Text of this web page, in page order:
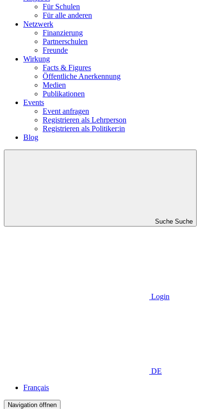
Für Schulen
Für alle anderen
Netzwerk
Finanzierung
Partnerschulen
Freunde
Wirkung
Facts & Figures
Öffentliche Anerkennung
Medien
Publikationen
Events
Event anfragen
Registrieren als Lehrperson
Registrieren als Politiker:in
Blog
Suche Suche
Login
DE
Français
Navigation öffnen